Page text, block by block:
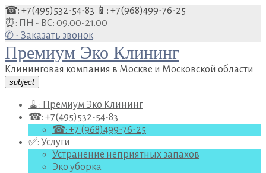
Перейти
к
содержанию
☎: +7(495)532-54-83 📱: +7(968)499-76-25
⏰: ПН - ВС: 09.00-21.00
✆ - Заказать звонок
Премиум Эко Клининг
Клининговая компания в Москве и Московской области
subject
🧹: Премиум Эко Клининг
☎: +7(495)532-54-83
☎: +7 (968)499-76-25
✅: Услуги
Устранение неприятных запахов
Эко уборка